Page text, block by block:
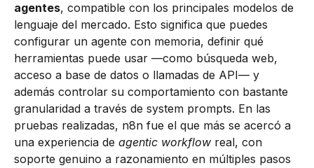
agentes, compatible con los principales modelos de
lenguaje del mercado. Esto significa que puedes
configurar un agente con memoria, definir qué
herramientas puede usar —como búsqueda web,
acceso a base de datos o llamadas de API— y
además controlar su comportamiento con bastante
granularidad a través de system prompts. En las
pruebas realizadas, n8n fue el que más se acercó a
una experiencia de agentic workflow real, con
soporte genuino a razonamiento en múltiples pasos